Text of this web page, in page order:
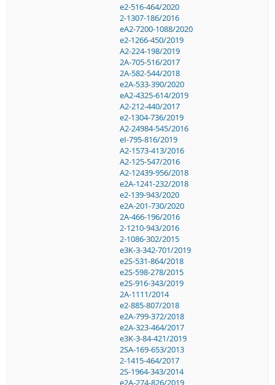
e2-516-464/2020
2-1307-186/2016
eA2-7200-1088/2020
e2-1266-450/2019
A2-224-198/2019
2A-705-516/2017
2A-582-544/2018
e2A-533-390/2020
eA2-4325-614/2019
A2-212-440/2017
e2-1304-736/2019
A2-24984-545/2016
eI-795-816/2019
A2-1573-413/2016
A2-125-547/2016
A2-12439-956/2018
e2A-1241-232/2018
e2-139-943/2020
e2A-201-730/2020
2A-466-196/2016
2-1210-943/2016
2-1086-302/2015
e3K-3-342-701/2019
e2S-531-864/2018
e2S-598-278/2015
e2S-916-343/2019
2A-1111/2014
e2-885-807/2018
e2A-799-372/2018
e2A-323-464/2017
e3K-3-84-421/2019
2SA-169-653/2013
2-1415-464/2017
2S-1964-343/2014
e2A-274-826/2019